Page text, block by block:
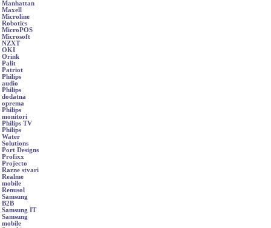
Manhattan
Maxell
Microline
Robotics
MicroPOS
Microsoft
NZXT
OKI
Orink
Palit
Patriot
Philips
audio
Philips
dodatna
oprema
Philips
monitori
Philips TV
Philips
Water
Solutions
Port Designs
Profixx
Projecto
Razne stvari
Realme
mobile
Renusol
Samsung
B2B
Samsung IT
Samsung
mobile